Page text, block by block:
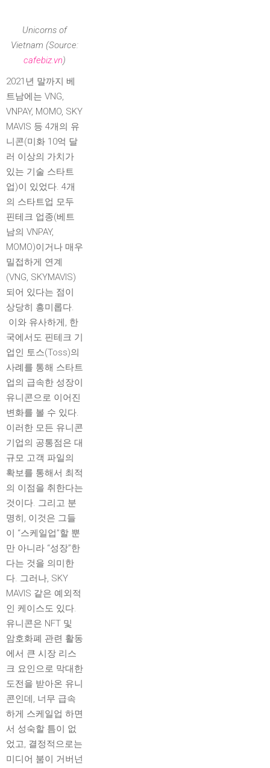
Unicorns of
Vietnam (Source:
cafebiz.vn)
2021년 말까지 베
트남에는 VNG,
VNPAY, MOMO, SKY
MAVIS 등 4개의 유
니콘(미화 10억 달
러 이상의 가치가
있는 기술 스타트
업)이 있었다. 4개
의 스타트업 모두
핀테크 업종(베트
남의 VNPAY,
MOMO)이거나 매우
밀접하게 연계
(VNG, SKYMAVIS)
되어 있다는 점이
상당히 흥미롭다.
이와 유사하게, 한
국에서도 핀테크 기
업인 토스(Toss)의
사례를 통해 스타트
업의 급속한 성장이
유니콘으로 이어진
변화를 볼 수 있다.
이러한 모든 유니콘
기업의 공통점은 대
규모 고객 파일의
확보를 통해서 최적
의 이점을 취한다는
것이다. 그리고 분
명히, 이것은 그들
이 “스케일업”할 뿐
만 아니라 “성장”한
다는 것을 의미한
다. 그러나, SKY
MAVIS 같은 예외적
인 케이스도 있다.
유니콘은 NFT 및
암호화폐 관련 활동
에서 큰 시장 리스
크 요인으로 막대한
도전을 받아온 유니
콘인데, 너무 급속
하게 스케일업 하면
서 성숙할 틈이 없
었고, 결정적으로는
미디어 붐이 거버넌